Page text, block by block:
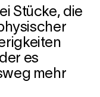
Stücke, die
es
mehr